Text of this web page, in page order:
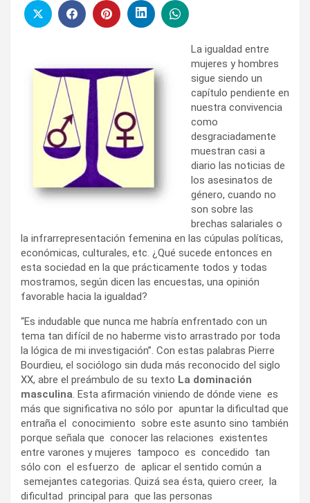
La igualdad entre
mujeres y hombres
sigue siendo un
capítulo pendiente en
nuestra convivencia
como
desgraciadamente
muestran casi a
diario las noticias de
los asesinatos de
género, cuando no
son sobre las
brechas salariales o
la infrarrepresentación femenina en las cúpulas políticas,
económicas, culturales, etc. ¿Qué sucede entonces en
esta sociedad en la que prácticamente todos y todas
mostramos, según dicen las encuestas, una opinión
favorable hacia la igualdad?
“Es indudable que nunca me habría enfrentado con un
tema tan difícil de no haberme visto arrastrado por toda
la lógica de mi investigación”. Con estas palabras Pierre
Bourdieu, el sociólogo sin duda más reconocido del siglo
XX, abre el preámbulo de su texto La dominación
masculina. Esta afirmación viniendo de dónde viene es
más que significativa no sólo por apuntar la dificultad que
entraña el conocimiento sobre este asunto sino también
porque señala que conocer las relaciones existentes
entre varones y mujeres tampoco es concedido tan
sólo con el esfuerzo de aplicar el sentido común a
semejantes categorias. Quizá sea ésta, quiero creer, la
dificultad principal para que las personas